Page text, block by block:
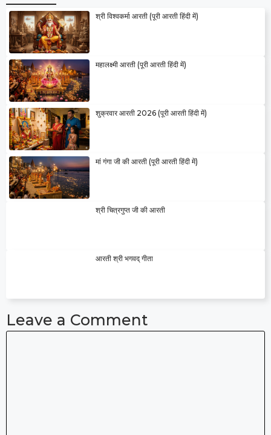
श्री विश्वकर्मा आरती (पूरी आरती हिंदी में)
महालक्ष्मी आरती (पूरी आरती हिंदी में)
शुक्रवार आरती 2026 (पूरी आरती हिंदी में)
मां गंगा जी की आरती (पूरी आरती हिंदी में)
श्री चित्रगुप्त जी की आरती
आरती श्री भगवद् गीता
Leave a Comment